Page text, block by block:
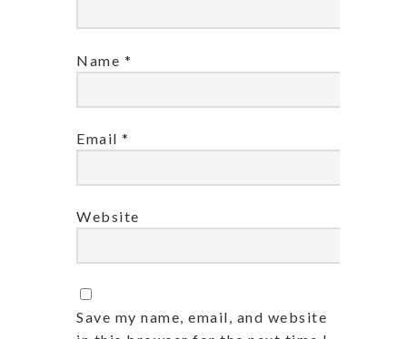
Name *
Email *
Website
Save my name, email, and website